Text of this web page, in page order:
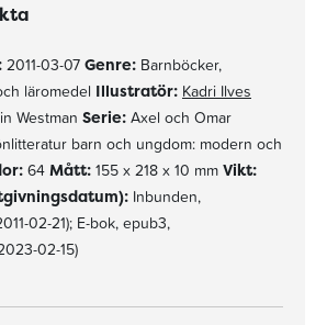
2011-03-07 Genre: Barnböcker,
läromedel Illustratör: Kadri Ilves
Westman Serie: Axel och Omar
barn och ungdom: modern och
64 Mått: 155 x 218 x 10 mm Vikt:
Inbunden,
02-21); E-bok, epub3,
02-15)